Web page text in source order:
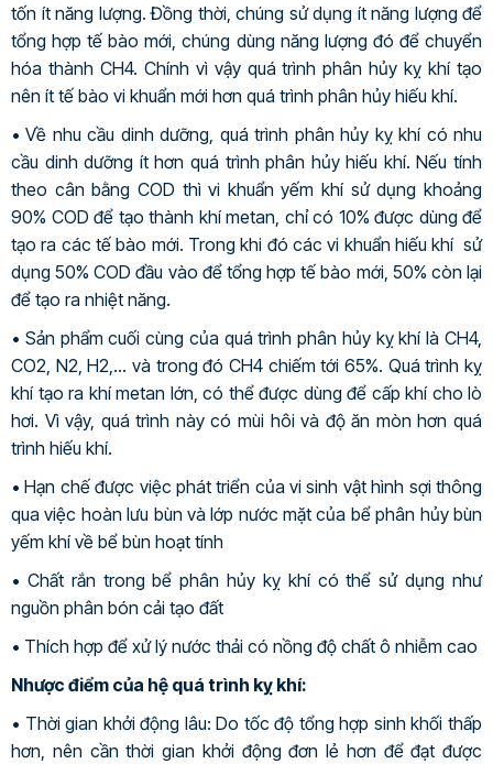
tốn ít năng lượng. Đồng thời, chúng sử dụng ít năng lượng để
tổng hợp tế bào mới, chúng dùng năng lượng đó để chuyển
hóa thành CH4. Chính vì vậy quá trình phân hủy kỵ khí tạo
nên ít tế bào vi khuẩn mới hơn quá trình phân hủy hiếu khí.
• Về nhu cầu dinh dưỡng, quá trình phân hủy kỵ khí có nhu
cầu dinh dưỡng ít hơn quá trình phân hủy hiếu khí. Nếu tính
theo cân bằng COD thì vi khuẩn yếm khí sử dụng khoảng
90% COD để tạo thành khí metan, chỉ có 10% được dùng để
tạo ra các tế bào mới. Trong khi đó các vi khuẩn hiếu khí sử
dụng 50% COD đầu vào để tổng hợp tế bào mới, 50% còn lại
để tạo ra nhiệt năng.
• Sản phẩm cuối cùng của quá trình phân hủy kỵ khí là CH4,
CO2, N2, H2,… và trong đó CH4 chiếm tới 65%. Quá trình kỵ
khí tạo ra khí metan lớn, có thể được dùng để cấp khí cho lò
hơi. Vì vậy, quá trình này có mùi hôi và độ ăn mòn hơn quá
trình hiếu khí.
• Hạn chế được việc phát triển của vi sinh vật hình sợi thông
qua việc hoàn lưu bùn và lớp nước mặt của bể phân hủy bùn
yếm khí về bể bùn hoạt tính
• Chất rắn trong bể phân hủy kỵ khí có thể sử dụng như
nguồn phân bón cải tạo đất
• Thích hợp để xử lý nước thải có nồng độ chất ô nhiễm cao
Nhược điểm của hệ quá trình kỵ khí:
• Thời gian khởi động lâu: Do tốc độ tổng hợp sinh khối thấp
hơn, nên cần thời gian khởi động đơn lẻ hơn để đạt được